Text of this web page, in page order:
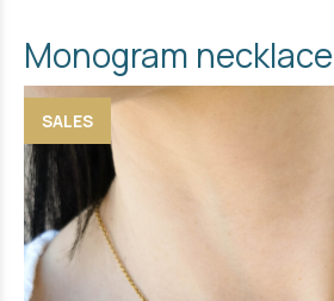
Monogram necklace
SALES